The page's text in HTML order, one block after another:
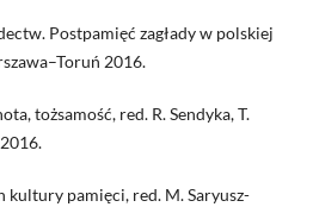
Postpamięć zagłady w polskiej
2016.
tożsamość, red. R. Sendyka, T.
kultury pamięci, red. M. Saryusz-